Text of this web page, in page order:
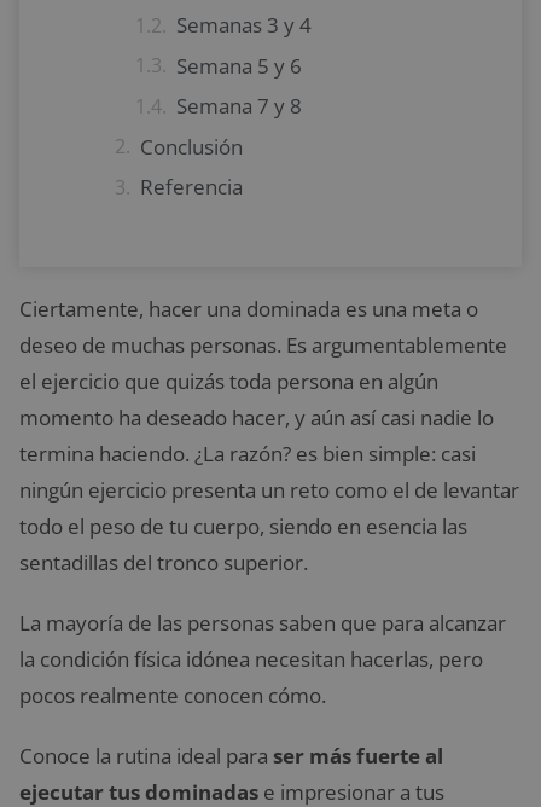
Semanas 3 y 4
Semana 5 y 6
Semana 7 y 8
Conclusión
Referencia
Ciertamente, hacer una dominada es una meta o
deseo de muchas personas. Es argumentablemente
el ejercicio que quizás toda persona en algún
momento ha deseado hacer, y aún así casi nadie lo
termina haciendo. ¿La razón? es bien simple: casi
ningún ejercicio presenta un reto como el de levantar
todo el peso de tu cuerpo, siendo en esencia las
sentadillas del tronco superior.
La mayoría de las personas saben que para alcanzar
la condición física idónea necesitan hacerlas, pero
pocos realmente conocen cómo.
Conoce la rutina ideal para ser más fuerte al
ejecutar tus dominadas e impresionar a tus